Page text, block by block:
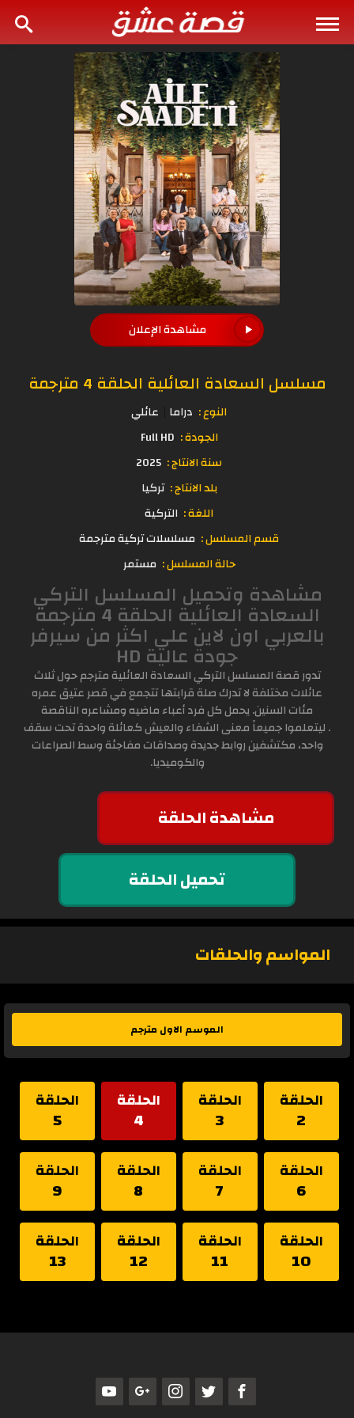
مشاهدة الإعلان
مسلسل السعادة العائلية الحلقة 4 مترجمة
النوع : دراما عائلي
الجودة : Full HD
سنة الانتاج : 2025
بلد الانتاج : تركيا
اللغة : التركية
قسم المسلسل : مسلسلات تركية مترجمة
حالة المسلسل : مستمر
مشاهدة وتحميل المسلسل التركي
السعادة العائلية الحلقة 4 مترجمة
بالعربي اون لاين علي اكثر من سيرفر
جودة عالية HD
تدور قصة المسلسل التركي السعادة العائلية مترجم حول ثلاث
عائلات مختلفة لا تدرك صلة قرابتها تتجمع في قصر عتيق عمره
مئات السنين. يحمل كل فرد أعباء ماضيه ومشاعره الناقصة
. ليتعلموا جميعاً معنى الشفاء والعيش كعائلة واحدة تحت سقف
واحد، مكتشفين روابط جديدة وصداقات مفاجئة وسط الصراعات
والكوميديا.
مشاهدة الحلقة
تحميل الحلقة
المواسم والحلقات
الموسم الاول مترجم
الحلقة
2
الحلقة
3
الحلقة
4
الحلقة
5
الحلقة
6
الحلقة
7
الحلقة
8
الحلقة
9
الحلقة
10
الحلقة
11
الحلقة
12
الحلقة
13